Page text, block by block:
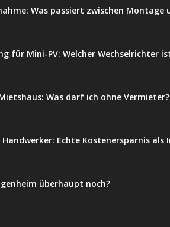
Was passiert zwischen Montage
für Mini-PV: Welcher Wechselrichter
Was darf ich ohne Vermieter?
Echte Kostenersparnis als
überhaupt noch?